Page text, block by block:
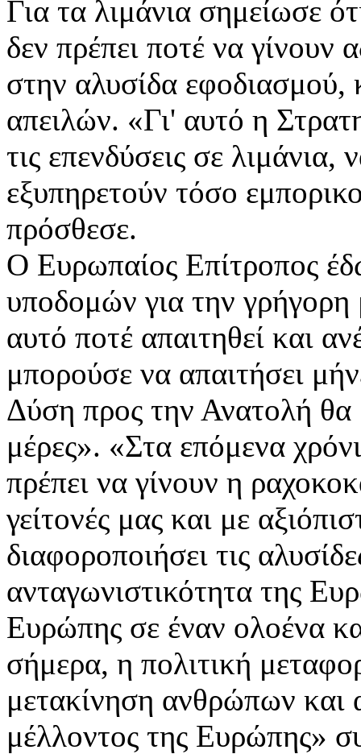
Για τα λιμάνια σημείωσε
δεν πρέπει ποτέ να γίνουν
στην αλυσίδα εφοδιασμού,
απειλών. «Γι' αυτό η
τις επενδύσεις σε
εξυπηρετούν τόσο
πρόσθεσε.
Ο Ευρωπαίος Επίτροπος
υποδομών για την γρήγορη
αυτό ποτέ απαιτηθεί και
μπορούσε να απαιτήσει
Δύση προς την Ανατολή θα
μέρες». «Στα επόμενα
πρέπει να γίνουν η
γείτονές μας και με
διαφοροποιήσει τις
ανταγωνιστικότητα της
Ευρώπης σε έναν ολοένα
σήμερα, η πολιτική
μετακίνηση ανθρώπων
μέλλοντος της Ευρώπης»